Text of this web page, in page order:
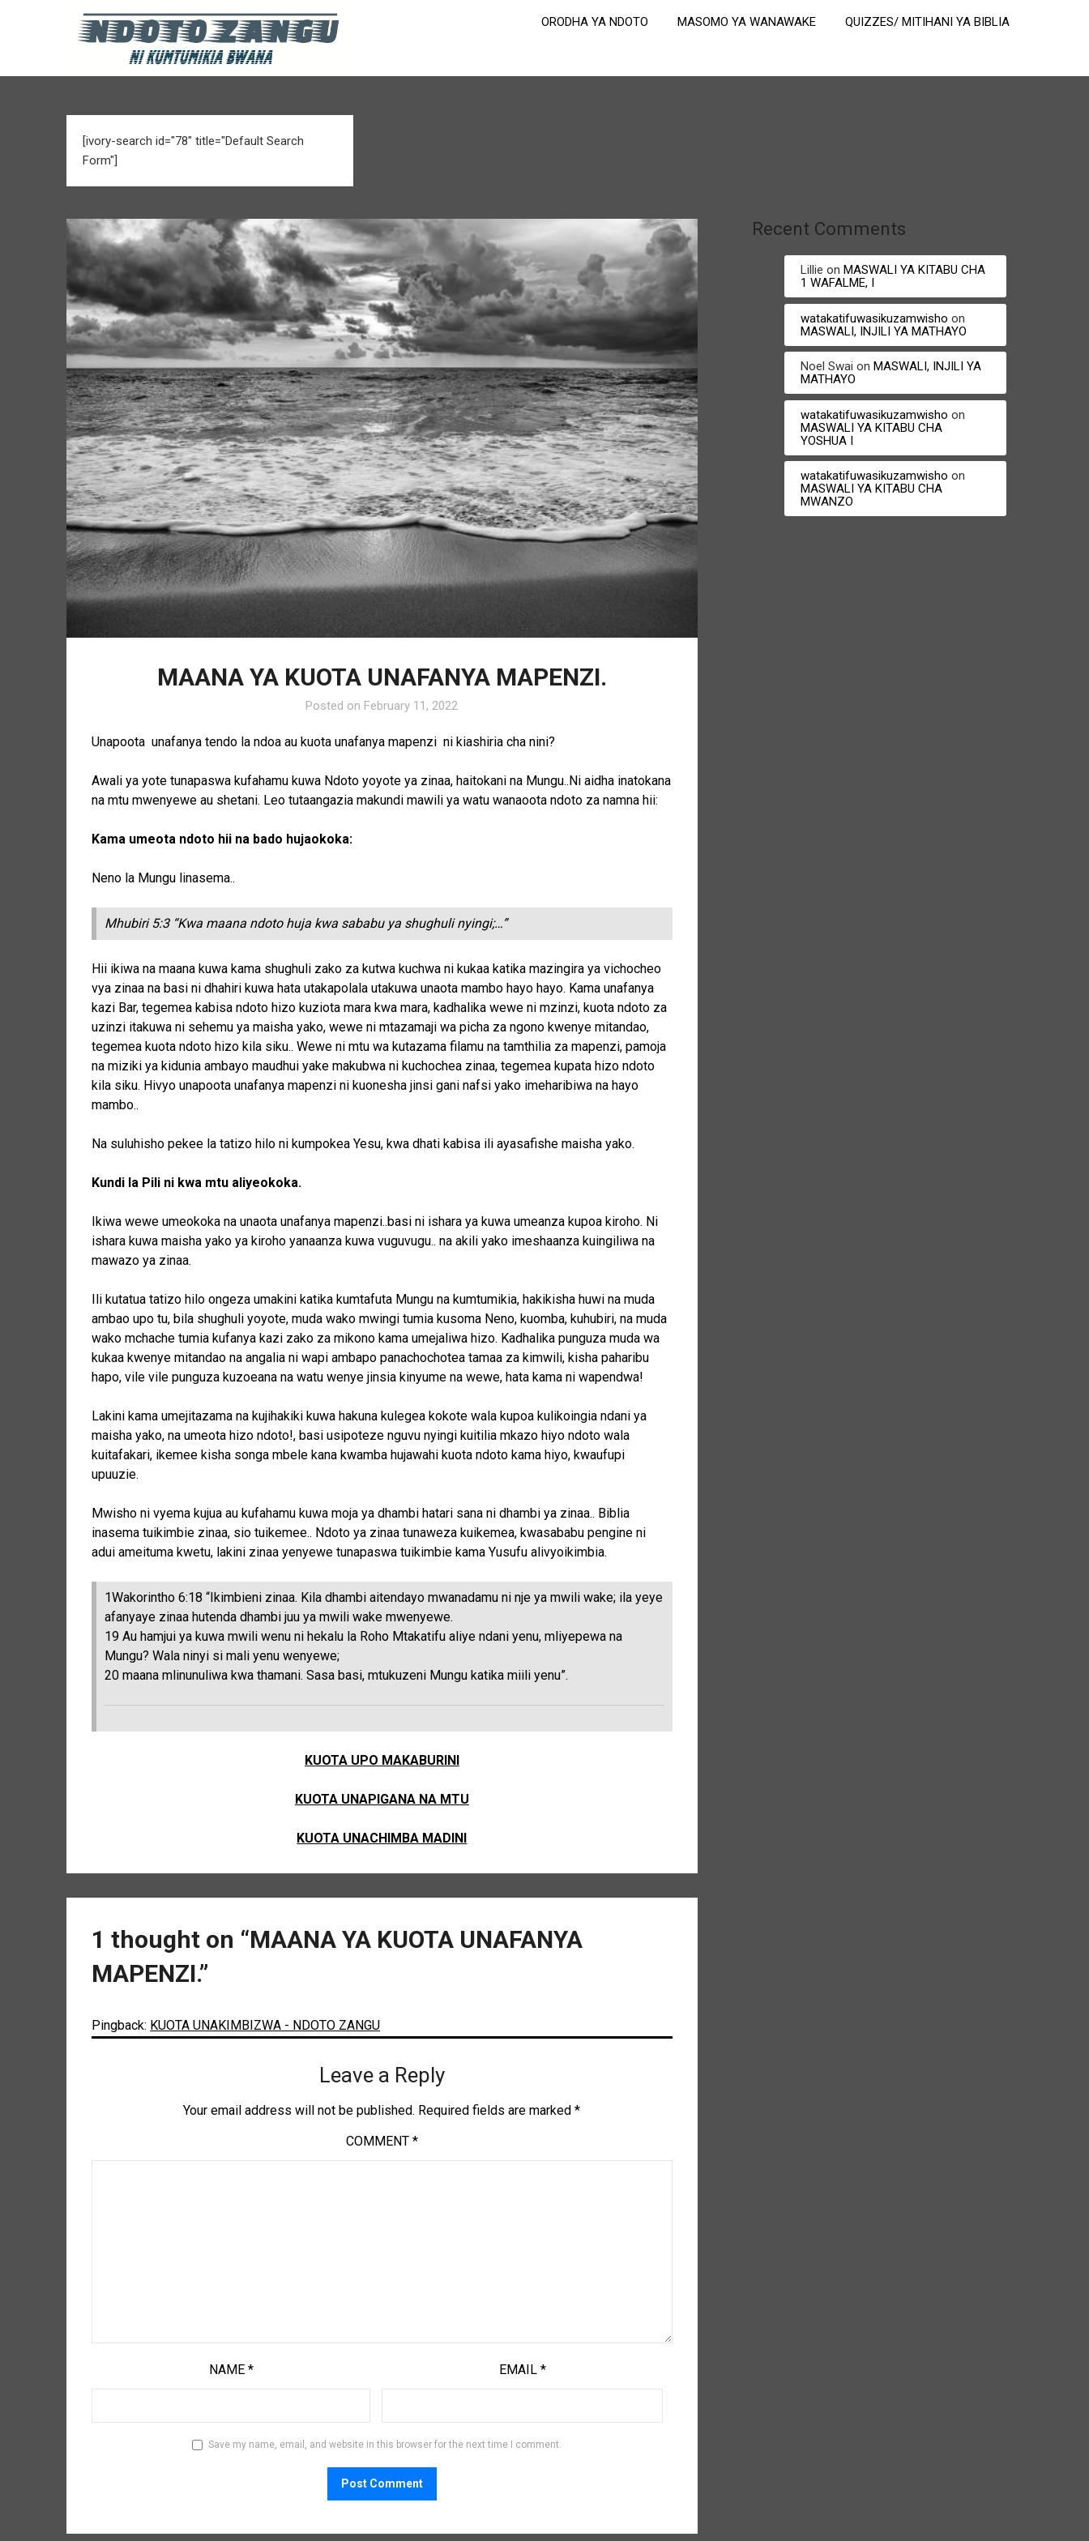
ORODHA YA NDOTO MASOMO YA WANAWAKE QUIZZES/ MITIHANI YA BIBLIA
[ivory-search id="78" title="Default Search
Form"]
MAANA YA KUOTA UNAFANYA MAPENZI.
Posted on February 11, 2022
Unapoota unafanya tendo la ndoa au kuota unafanya mapenzi ni kiashiria cha nini?
Awali ya yote tunapaswa kufahamu kuwa Ndoto yoyote ya zinaa, haitokani na Mungu..Ni aidha inatokana
na mtu mwenyewe au shetani. Leo tutaangazia makundi mawili ya watu wanaoota ndoto za namna hii:
Kama umeota ndoto hii na bado hujaokoka:
Neno la Mungu linasema..
Mhubiri 5:3 “Kwa maana ndoto huja kwa sababu ya shughuli nyingi;…”
Hii ikiwa na maana kuwa kama shughuli zako za kutwa kuchwa ni kukaa katika mazingira ya vichocheo
vya zinaa na basi ni dhahiri kuwa hata utakapolala utakuwa unaota mambo hayo hayo. Kama unafanya
kazi Bar, tegemea kabisa ndoto hizo kuziota mara kwa mara, kadhalika wewe ni mzinzi, kuota ndoto za
uzinzi itakuwa ni sehemu ya maisha yako, wewe ni mtazamaji wa picha za ngono kwenye mitandao,
tegemea kuota ndoto hizo kila siku.. Wewe ni mtu wa kutazama filamu na tamthilia za mapenzi, pamoja
na miziki ya kidunia ambayo maudhui yake makubwa ni kuchochea zinaa, tegemea kupata hizo ndoto
kila siku. Hivyo unapoota unafanya mapenzi ni kuonesha jinsi gani nafsi yako imeharibiwa na hayo
mambo..
Na suluhisho pekee la tatizo hilo ni kumpokea Yesu, kwa dhati kabisa ili ayasafishe maisha yako.
Kundi la Pili ni kwa mtu aliyeokoka.
Ikiwa wewe umeokoka na unaota unafanya mapenzi..basi ni ishara ya kuwa umeanza kupoa kiroho. Ni
ishara kuwa maisha yako ya kiroho yanaanza kuwa vuguvugu.. na akili yako imeshaanza kuingiliwa na
mawazo ya zinaa.
Ili kutatua tatizo hilo ongeza umakini katika kumtafuta Mungu na kumtumikia, hakikisha huwi na muda
ambao upo tu, bila shughuli yoyote, muda wako mwingi tumia kusoma Neno, kuomba, kuhubiri, na muda
wako mchache tumia kufanya kazi zako za mikono kama umejaliwa hizo. Kadhalika punguza muda wa
kukaa kwenye mitandao na angalia ni wapi ambapo panachochotea tamaa za kimwili, kisha paharibu
hapo, vile vile punguza kuzoeana na watu wenye jinsia kinyume na wewe, hata kama ni wapendwa!
Lakini kama umejitazama na kujihakiki kuwa hakuna kulegea kokote wala kupoa kulikoingia ndani ya
maisha yako, na umeota hizo ndoto!, basi usipoteze nguvu nyingi kuitilia mkazo hiyo ndoto wala
kuitafakari, ikemee kisha songa mbele kana kwamba hujawahi kuota ndoto kama hiyo, kwaufupi
upuuzie.
Mwisho ni vyema kujua au kufahamu kuwa moja ya dhambi hatari sana ni dhambi ya zinaa.. Biblia
inasema tuikimbie zinaa, sio tuikemee.. Ndoto ya zinaa tunaweza kuikemea, kwasababu pengine ni
adui ameituma kwetu, lakini zinaa yenyewe tunapaswa tuikimbie kama Yusufu alivyoikimbia.
1Wakorintho 6:18 “Ikimbieni zinaa. Kila dhambi aitendayo mwanadamu ni nje ya mwili wake; ila yeye
afanyaye zinaa hutenda dhambi juu ya mwili wake mwenyewe.
19 Au hamjui ya kuwa mwili wenu ni hekalu la Roho Mtakatifu aliye ndani yenu, mliyepewa na
Mungu? Wala ninyi si mali yenu wenyewe;
20 maana mlinunuliwa kwa thamani. Sasa basi, mtukuzeni Mungu katika miili yenu”.
KUOTA UPO MAKABURINI
KUOTA UNAPIGANA NA MTU
KUOTA UNACHIMBA MADINI
1 thought on “MAANA YA KUOTA UNAFANYA
MAPENZI.”
Pingback: KUOTA UNAKIMBIZWA - NDOTO ZANGU
Leave a Reply
Your email address will not be published. Required fields are marked*
COMMENT *
NAME * EMAIL *
Save my name, email, and website in this browser for the next time I comment.
Recent Comments
Lillie on MASWALI YA KITABU CHA
1 WAFALME, I
watakatifuwasikuzamwisho on
MASWALI, INJILI YA MATHAYO
Noel Swai on MASWALI, INJILI YA
MATHAYO
watakatifuwasikuzamwisho on
MASWALI YA KITABU CHA
YOSHUA I
watakatifuwasikuzamwisho on
MASWALI YA KITABU CHA
MWANZO